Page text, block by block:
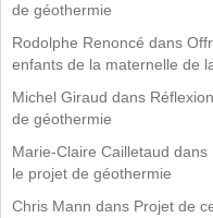
de géothermie
Rodolphe Renoncé dans
enfants de la maternelle de
Michel Giraud dans
de géothermie
Marie-Claire Cailletaud dans
le projet de géothermie
Chris Mann dans Projet de